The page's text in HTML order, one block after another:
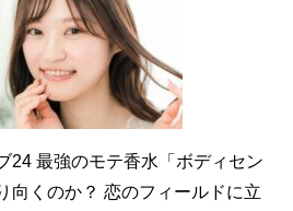
24 最強のモテ香水「ボディセン
向くのか？ 恋のフィールドに立